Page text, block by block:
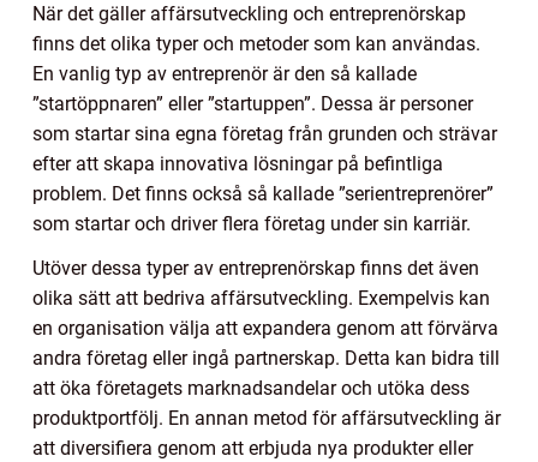
När det gäller affärsutveckling och entreprenörskap
finns det olika typer och metoder som kan användas.
En vanlig typ av entreprenör är den så kallade
”startöppnaren” eller ”startuppen”. Dessa är personer
som startar sina egna företag från grunden och strävar
efter att skapa innovativa lösningar på befintliga
problem. Det finns också så kallade ”serientreprenörer”
som startar och driver flera företag under sin karriär.
Utöver dessa typer av entreprenörskap finns det även
olika sätt att bedriva affärsutveckling. Exempelvis kan
en organisation välja att expandera genom att förvärva
andra företag eller ingå partnerskap. Detta kan bidra till
att öka företagets marknadsandelar och utöka dess
produktportfölj. En annan metod för affärsutveckling är
att diversifiera genom att erbjuda nya produkter eller